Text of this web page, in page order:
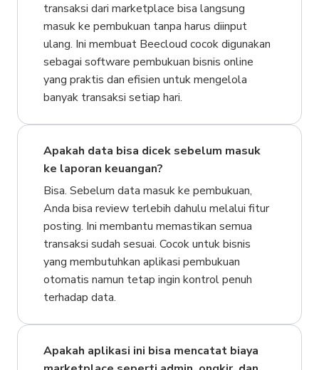
transaksi dari marketplace bisa langsung
masuk ke pembukuan tanpa harus diinput
ulang. Ini membuat Beecloud cocok digunakan
sebagai software pembukuan bisnis online
yang praktis dan efisien untuk mengelola
banyak transaksi setiap hari.
Apakah data bisa dicek sebelum masuk
ke laporan keuangan?
Bisa. Sebelum data masuk ke pembukuan,
Anda bisa review terlebih dahulu melalui fitur
posting. Ini membantu memastikan semua
transaksi sudah sesuai. Cocok untuk bisnis
yang membutuhkan aplikasi pembukuan
otomatis namun tetap ingin kontrol penuh
terhadap data.
Apakah aplikasi ini bisa mencatat biaya